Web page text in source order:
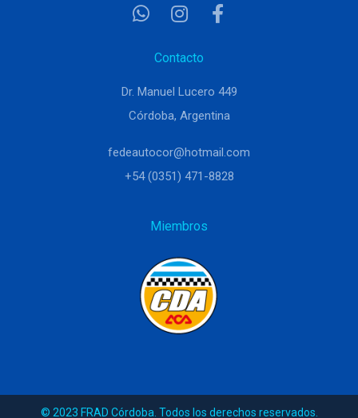
Contacto
Dr. Manuel Lucero 449
Córdoba, Argentina
fedeautocor@hotmail.com
+54 (0351) 471-8828
Miembros
© 2023 FRAD Córdoba. Todos los derechos reservados.